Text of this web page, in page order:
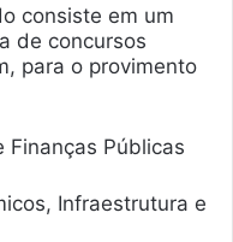
consiste em um
de concursos
para o provimento
Finanças Públicas
Infraestrutura e